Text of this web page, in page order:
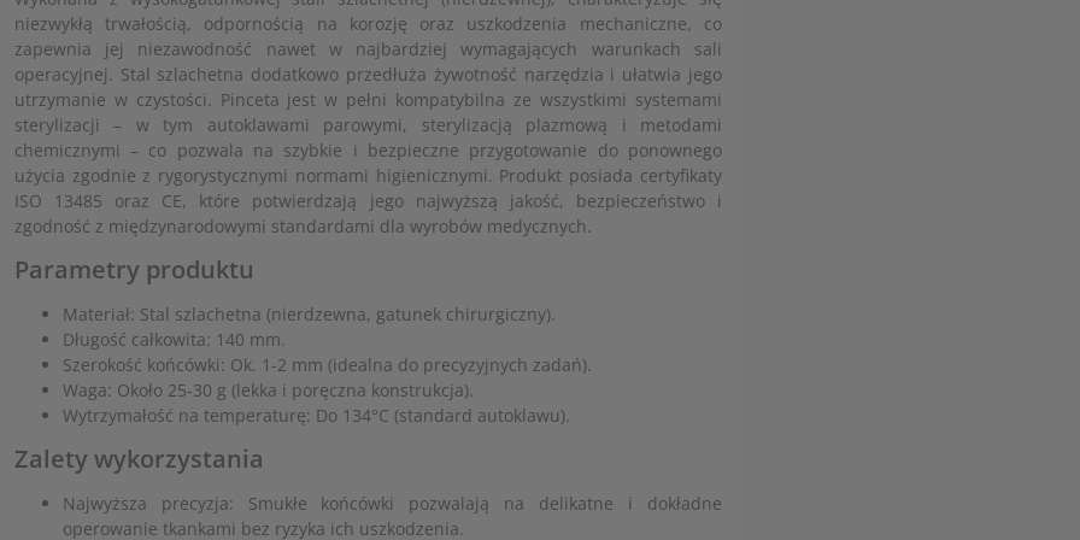
niezwykłą trwałością, odpornością na korozję oraz uszkodzenia mechaniczne, co
zapewnia jej niezawodność nawet w najbardziej wymagających warunkach sali
operacyjnej. Stal szlachetna dodatkowo przedłuża żywotność narzędzia i ułatwia jego
utrzymanie w czystości. Pinceta jest w pełni kompatybilna ze wszystkimi systemami
sterylizacji – w tym autoklawami parowymi, sterylizacją plazmową i metodami
chemicznymi – co pozwala na szybkie i bezpieczne przygotowanie do ponownego
użycia zgodnie z rygorystycznymi normami higienicznymi. Produkt posiada certyfikaty
ISO 13485 oraz CE, które potwierdzają jego najwyższą jakość, bezpieczeństwo i
zgodność z międzynarodowymi standardami dla wyrobów medycznych.
Parametry produktu
Materiał: Stal szlachetna (nierdzewna, gatunek chirurgiczny).
Długość całkowita: 140 mm.
Szerokość końcówki: Ok. 1-2 mm (idealna do precyzyjnych zadań).
Waga: Około 25-30 g (lekka i poręczna konstrukcja).
Wytrzymałość na temperaturę: Do 134°C (standard autoklawu).
Zalety wykorzystania
Najwyższa precyzja: Smukłe końcówki pozwalają na delikatne i dokładne
operowanie tkankami bez ryzyka ich uszkodzenia.